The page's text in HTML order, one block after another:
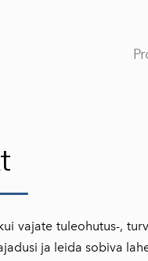
vajate tuleohutus-,
ja leida sobiva